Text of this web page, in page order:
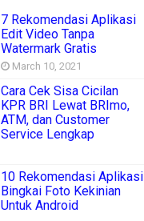
7 Rekomendasi Aplikasi
Edit Video Tanpa
Watermark Gratis
March 10, 2021
Cara Cek Sisa Cicilan
KPR BRI Lewat BRImo,
ATM, dan Customer
Service Lengkap
10 Rekomendasi Aplikasi
Bingkai Foto Kekinian
Untuk Android